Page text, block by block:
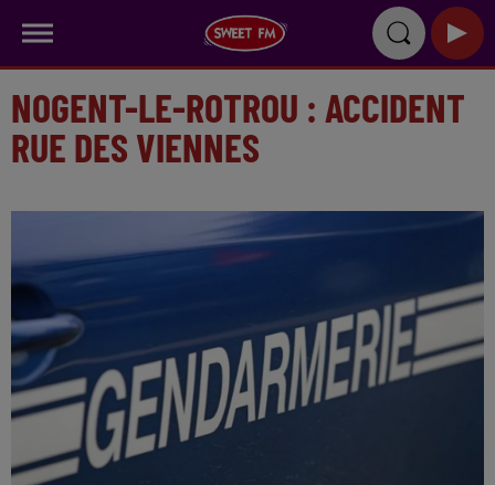
NOGENT-LE-ROTROU : ACCIDENT
RUE DES VIENNES